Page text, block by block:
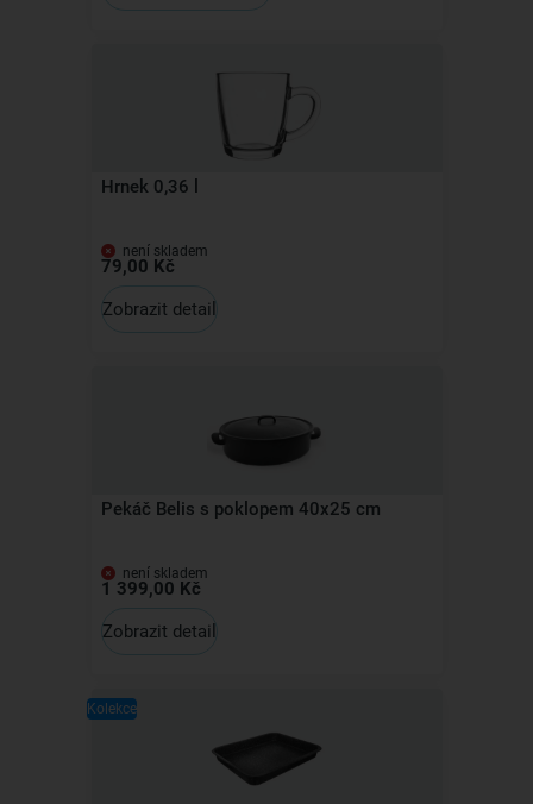
Hrnek 0,36 l
není skladem
79,00 Kč
Zobrazit detail
Pekáč Belis s poklopem 40x25 cm
není skladem
1 399,00 Kč
Zobrazit detail
Kolekce